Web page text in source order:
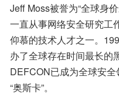
Jeff Moss被誉为“全球身
一直从事网络安全研究工
仰慕的技术人才之一。
办了全球存在时间最长的
DEFCON已成为全球安
“奥斯卡”。